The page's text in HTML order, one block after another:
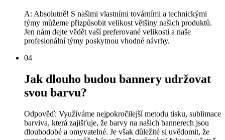
A: Absolutně! S našimi vlastními továrními a technickými
týmy můžeme přizpůsobit velikost většiny našich produktů.
Jen nám dejte vědět vaší preferované velikosti a naše
profesionální týmy poskytnou vhodné návrhy.
04
Jak dlouho budou bannery udržovat
svou barvu?
Odpověď: Využíváme nejpokročilejší metodu tisku, sublimace
barviva, která zajišťuje, že barvy na našich bannerech jsou
dlouhodobé a omyvatelné. Je však důležité si uvědomit, že